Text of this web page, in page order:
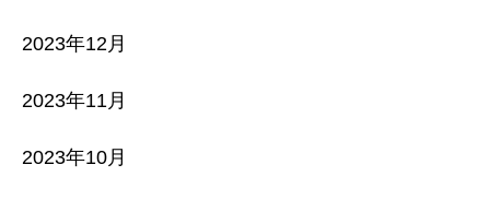
2023年12月
2023年11月
2023年10月